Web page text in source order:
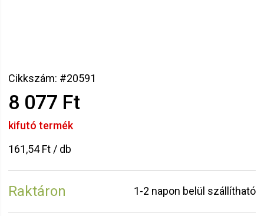
Cikkszám: #20591
8 077 Ft
kifutó termék
161,54 Ft / db
Raktáron 1-2 napon belül szállítható